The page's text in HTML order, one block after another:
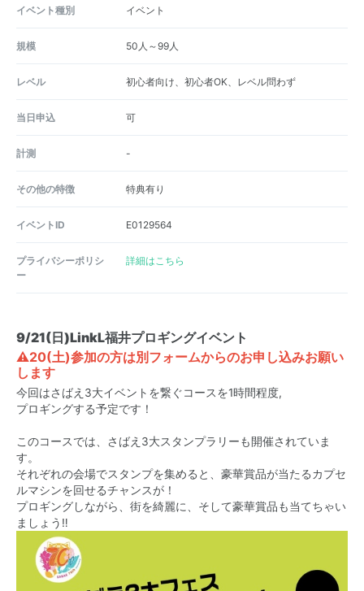
イベント種別 イベント
規模 50人～99人
レベル 初心者向け、初心者OK、レベル問わず
当日申込 可
計測 -
その他の特徴 特典有り
イベントID E0129564
プライバシーポリシ
ー
詳細はこちら
9/21(日)LinkL福井プロギングイベント
⚠️20(土)参加の方は別フォームからのお申し込みお願い
します
今回はさばえ3大イベントを繋ぐコースを1時間程度,
プロギングする予定です！
このコースでは、さばえ3大スタンプラリーも開催されていま
す。
それぞれの会場でスタンプを集めると、豪華賞品が当たるカプセ
ルマシンを回せるチャンスが！
プロギングしながら、街を綺麗に、そして豪華賞品も当てちゃい
ましょう‼︎